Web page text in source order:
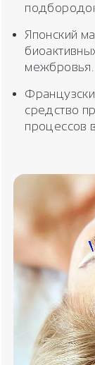
Японский
межбровья.
средство
процессов